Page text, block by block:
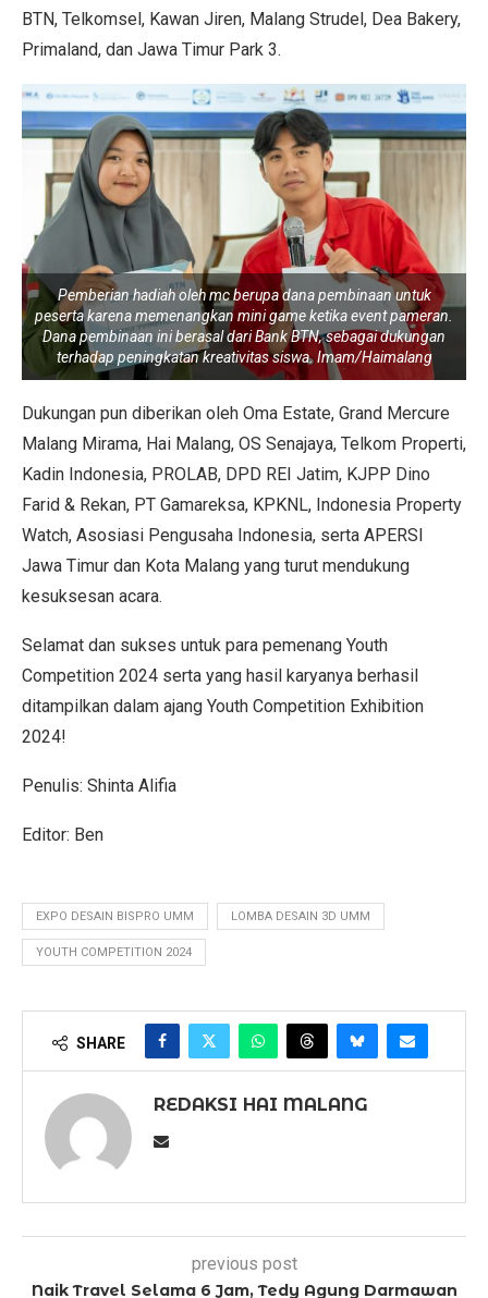
BTN, Telkomsel, Kawan Jiren, Malang Strudel, Dea Bakery,
Primaland, dan Jawa Timur Park 3.
Pemberian hadiah oleh mc berupa dana pembinaan untuk
peserta karena memenangkan mini game ketika event pameran.
Dana pembinaan ini berasal dari Bank BTN, sebagai dukungan
terhadap peningkatan kreativitas siswa. Imam/Haimalang
Dukungan pun diberikan oleh Oma Estate, Grand Mercure
Malang Mirama, Hai Malang, OS Senajaya, Telkom Properti,
Kadin Indonesia, PROLAB, DPD REI Jatim, KJPP Dino
Farid & Rekan, PT Gamareksa, KPKNL, Indonesia Property
Watch, Asosiasi Pengusaha Indonesia, serta APERSI
Jawa Timur dan Kota Malang yang turut mendukung
kesuksesan acara.
Selamat dan sukses untuk para pemenang Youth
Competition 2024 serta yang hasil karyanya berhasil
ditampilkan dalam ajang Youth Competition Exhibition
2024!
Penulis: Shinta Alifia
Editor: Ben
EXPO DESAIN BISPRO UMM LOMBA DESAIN 3D UMM
YOUTH COMPETITION 2024
SHARE
REDAKSI HAI MALANG
previous post
Naik Travel Selama 6 Jam, Tedy Agung Darmawan